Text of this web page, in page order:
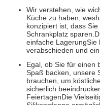
Wir verstehen, wie
Küche zu haben,
konzipiert ist, dass
Schrankplatz
einfache LagerungSie
verabschieden und
Egal, ob Sie für einen
Spaß backen, unsere
brauchen, um
sicherlich
FeiertagenDie